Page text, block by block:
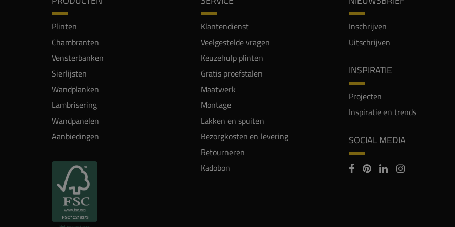
Plinten
Chambranten
Vensterbanken
Sierlijsten
Wandplanken
Lambrisering
Wandpanelen
Aanbiedingen
Klantendienst
Veelgestelde vragen
Keuzehulp plinten
Gratis proefstalen
Maatwerk
Montage
Lakken en spuiten
Bezorgkosten en levering
Retourneren
Kadobon
Inschrijven
Uitschrijven
INSPIRATIE
Projecten
Inspiratie en trends
SOCIAL MEDIA